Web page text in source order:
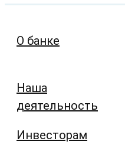
О банке
Наша
деятельность
Инвесторам